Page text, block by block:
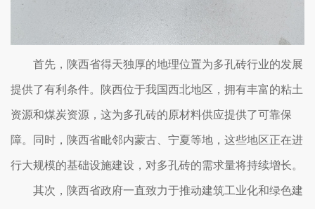
首先，陕西省得天独厚的地理位置为多孔砖行业的发展
提供了有利条件。陕西位于我国西北地区，拥有丰富的粘土
资源和煤炭资源，这为多孔砖的原材料供应提供了可靠保
障。同时，陕西省毗邻内蒙古、宁夏等地，这些地区正在进
行大规模的基础设施建设，对多孔砖的需求量将持续增长。
其次，陕西省政府一直致力于推动建筑工业化和绿色建